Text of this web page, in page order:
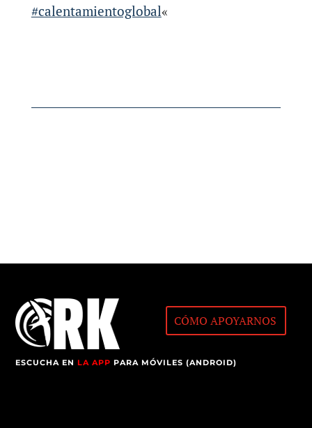
#calentamientoglobal«
CÓMO APOYARNOS
ESCUCHA ENLA APP PARA MÓVILES (ANDROID)